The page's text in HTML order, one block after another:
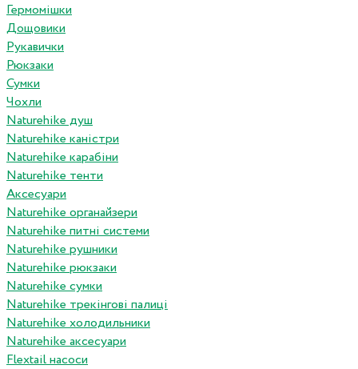
Гермомішки
Дощовики
Рукавички
Рюкзаки
Сумки
Чохли
Naturehike душ
Naturehike каністри
Naturehike карабіни
Naturehike тенти
Аксесуари
Naturehike органайзери
Naturehike питні системи
Naturehike рушники
Naturehike рюкзаки
Naturehike сумки
Naturehike трекінгові палиці
Naturehike холодильники
Naturehike аксесуари
Flextail насоси